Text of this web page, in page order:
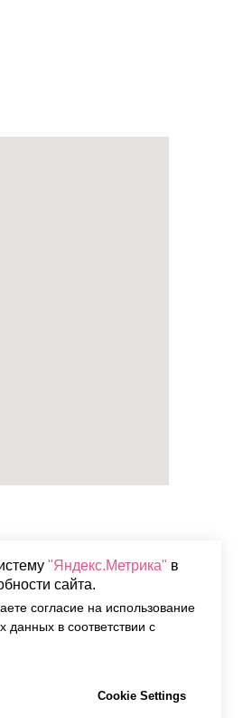
"Яндекс.Метрика" в
сайта.
согласие на использование
в соответствии с
Cookie Settings